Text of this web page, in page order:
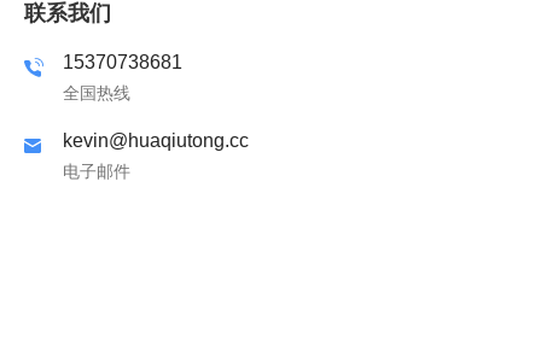
联系我们
15370738681
全国热线
kevin@huaqiutong.cc
电子邮件